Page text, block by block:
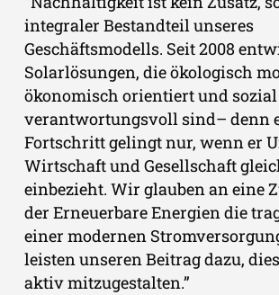
integraler Bestandteil unseres
Geschäftsmodells. Seit 2008
Solarlösungen, die ökologisch
ökonomisch orientiert und sozial
verantwortungsvoll sind– denn
Fortschritt gelingt nur, wenn er
Wirtschaft und Gesellschaft
einbezieht. Wir glauben an eine
der Erneuerbare Energien die
einer modernen
leisten unseren Beitrag dazu,
aktiv mitzugestalten.”